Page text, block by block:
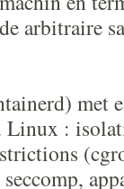
arbitraire
met
Linux :